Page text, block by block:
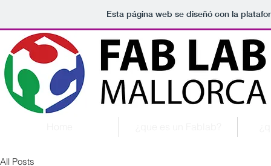
Esta página web se diseñó con la
All Posts